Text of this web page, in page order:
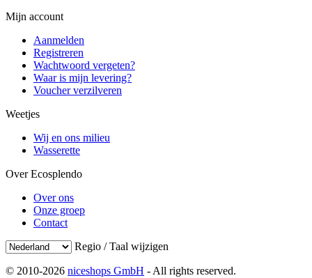
Mijn account
Aanmelden
Registreren
Wachtwoord vergeten?
Waar is mijn levering?
Voucher verzilveren
Weetjes
Wij en ons milieu
Wasserette
Over Ecosplendo
Over ons
Onze groep
Contact
Regio / Taal wijzigen
© 2010-2026 niceshops GmbH - All rights reserved.